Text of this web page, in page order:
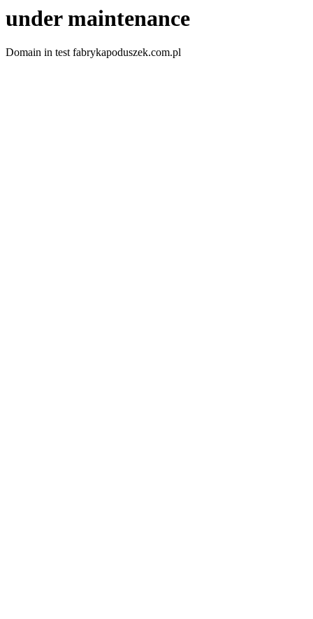
under maintenance
Domain in test fabrykapoduszek.com.pl